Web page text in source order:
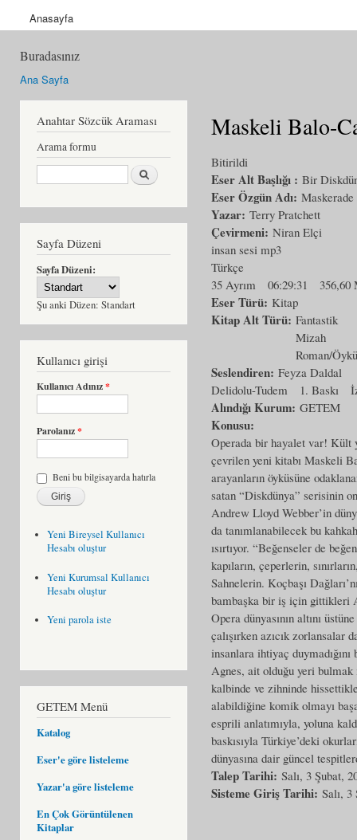
Anasayfa
Buradasınız
Ana Sayfa
Anahtar Sözcük Araması
Arama formu
Ara
Sayfa Düzeni
Sayfa Düzeni:
Şu anki Düzen: Standart
Kullanıcı girişi
Kullanıcı Adınız*
Parolanız*
Beni bu bilgisayarda hatırla
Yeni Bireysel Kullanıcı
Hesabı oluştur
Yeni Kurumsal Kullanıcı
Hesabı oluştur
Yeni parola iste
GETEM Menü
Katalog
Eser'e göre listeleme
Yazar'a göre listeleme
En Çok Görüntülenen
Kitaplar
Maskeli Balo-
Bitirildi
Eser Alt Başlığı : Bir
Eser Özgün Adı: Maskerade
Yazar: Terry Pratchett
Çevirmeni: Niran Elçi
insan sesi mp3
Türkçe
35 Ayrım
06:29:31 356,60
Eser Türü: Kitap
Kitap Alt Türü: Fantastik
Mizah
Roman/Öykü
Seslendiren: Feyza Daldal
Delidolu-Tudem
1. Baskı
Alındığı Kurum: GETEM
Konusu:
Operada bir hayalet var! Kült
çevrilen yeni kitabı Maskeli
arayanların öyküsüne
satan “Diskdünya” serisinin
Andrew Lloyd Webber’in
da tanımlanabilecek bu
ısırtıyor. “Beğenseler de
kapıların, çeperlerin,
Sahnelerin. Koçbaşı
bambaşka bir iş için gittikleri
Opera dünyasının altını
çalışırken azıcık
insanlara ihtiyaç
Agnes, ait olduğu yeri
kalbinde ve zihninde
alabildiğine komik olmayı
esprili anlatımıyla, yoluna
baskısıyla Türkiye’deki
dünyasına dair güncel
Talep Tarihi: Salı, 3 Şubat,
Sisteme Giriş Tarihi: Salı, 3